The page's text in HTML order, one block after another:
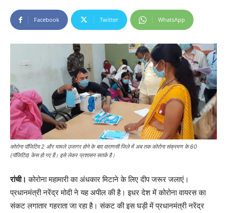
Facebook Twitter WhatsApp
कोरोना पॉजिटिव 2 और मामले उजागर होने के बाद वाराणसी जिले में अब तक कोरोना संक्रमण के 60
(पॉजिटिव) केस हो गए हैं। इसे लेकर प्रशासन सतर्क है।
रांची। कोरोना महामारी का अंधकार मिटाने के लिए दीप जरूर जलाएं।
प्रधानमंत्री नरेंद्र मोदी ने यह अपील की है। इधर देश में कोरोना वायरस का
संकट लगातार गहराता जा रहा है। संकट की इस घड़ी में प्रधानमंत्री नरेंद्र